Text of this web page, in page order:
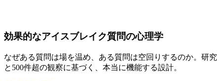
効果的なアイスブレイク質問の心理学
なぜある質問は場を温め、ある質問は空回りするのか。研究
と500件超の観察に基づく、本当に機能する設計。